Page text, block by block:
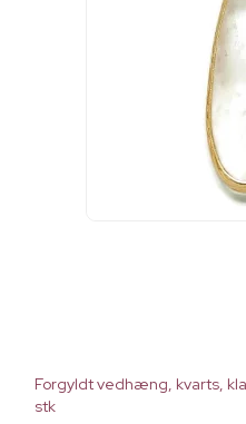
Forgyldt vedhæng, kvarts,
stk